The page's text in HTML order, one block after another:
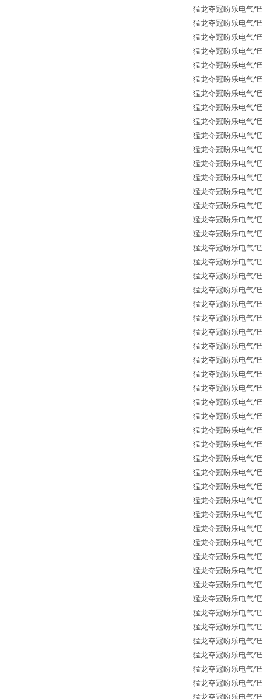
猛龙夺冠盼乐电气*
猛龙夺冠盼乐电气*
猛龙夺冠盼乐电气*
猛龙夺冠盼乐电气*
猛龙夺冠盼乐电气*
猛龙夺冠盼乐电气*
猛龙夺冠盼乐电气*
猛龙夺冠盼乐电气*
猛龙夺冠盼乐电气*
猛龙夺冠盼乐电气*
猛龙夺冠盼乐电气*
猛龙夺冠盼乐电气*
猛龙夺冠盼乐电气*
猛龙夺冠盼乐电气*
猛龙夺冠盼乐电气*
猛龙夺冠盼乐电气*
猛龙夺冠盼乐电气*
猛龙夺冠盼乐电气*
猛龙夺冠盼乐电气*
猛龙夺冠盼乐电气*
猛龙夺冠盼乐电气*
猛龙夺冠盼乐电气*
猛龙夺冠盼乐电气*
猛龙夺冠盼乐电气*
猛龙夺冠盼乐电气*
猛龙夺冠盼乐电气*
猛龙夺冠盼乐电气*
猛龙夺冠盼乐电气*
猛龙夺冠盼乐电气*
猛龙夺冠盼乐电气*
猛龙夺冠盼乐电气*
猛龙夺冠盼乐电气*
猛龙夺冠盼乐电气*
猛龙夺冠盼乐电气*
猛龙夺冠盼乐电气*
猛龙夺冠盼乐电气*
猛龙夺冠盼乐电气*
猛龙夺冠盼乐电气*
猛龙夺冠盼乐电气*
猛龙夺冠盼乐电气*
猛龙夺冠盼乐电气*
猛龙夺冠盼乐电气*
猛龙夺冠盼乐电气*
猛龙夺冠盼乐电气*
猛龙夺冠盼乐电气*
猛龙夺冠盼乐电气*
猛龙夺冠盼乐电气*
猛龙夺冠盼乐电气*
猛龙夺冠盼乐电气*
猛龙夺冠盼乐电气*